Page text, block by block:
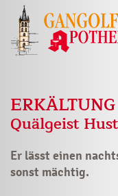
ERKÄLTUNG
Quälgeist
Er lässt einen
sonst mächtig.